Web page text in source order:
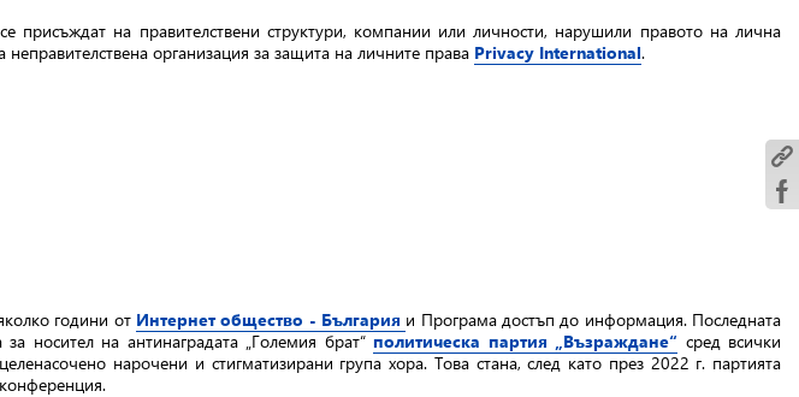
присъждат на правителствени структури, компании или личности, нарушили правото на лична
организация за защита на личните права Privacy International.
години от Интернет общество - България и Програма достъп до информация. Последната
носител на антинаградата „Големия брат“ политическа партия „Възраждане“ сред всички
нарочени и стигматизирани група хора. Това стана, след като през 2022 г. партията